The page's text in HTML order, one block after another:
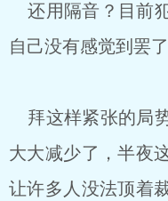
还用隔音？目前
自己没有感觉到罢了
拜这样紧张的局
大大减少了，半夜
让许多人没法顶着